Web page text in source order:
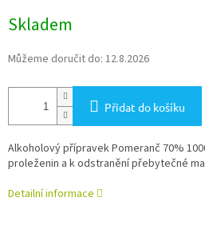
cena:
Skladem
Můžeme doručit do: 12.8.2026
Přidat do košíku
Alkoholový přípravek Pomeranč 70%
proleženin a k odstranění přebytečné
Detailní informace